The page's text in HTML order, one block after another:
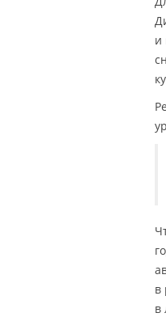
и
в
в